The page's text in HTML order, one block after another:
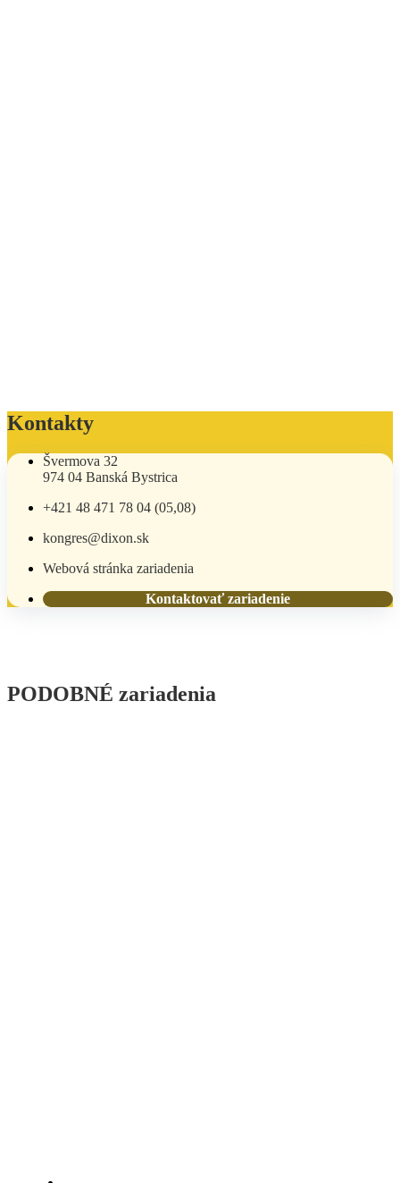
Kontakty
Švermova 32
974 04 Banská Bystrica
+421 48 471 78 04 (05,08)
kongres@dixon.sk
Webová stránka zariadenia
Kontaktovať zariadenie
PODOBNÉ zariadenia